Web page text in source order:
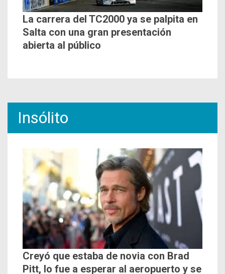
La carrera del TC2000 ya se palpita en
Salta con una gran presentación
abierta al público
Insólito
Creyó que estaba de novia con Brad
Pitt, lo fue a esperar al aeropuerto y se